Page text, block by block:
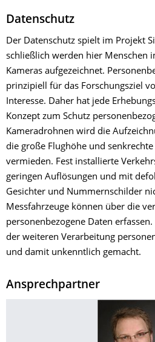
Datenschutz
Der Datenschutz spielt im Projekt
schließlich werden hier Menschen
Kameras aufgezeichnet.
prinzipiell für das Forschungsziel
Interesse. Daher hat jede
Konzept zum Schutz
Kameradrohnen wird die
die große Flughöhe und
vermieden. Fest installierte
geringen Auflösungen und mit
Gesichter und Nummernschilder
Messfahrzeuge können über die
personenbezogene Daten
der weiteren Verarbeitung
und damit unkenntlich gemacht.
Ansprechpartner